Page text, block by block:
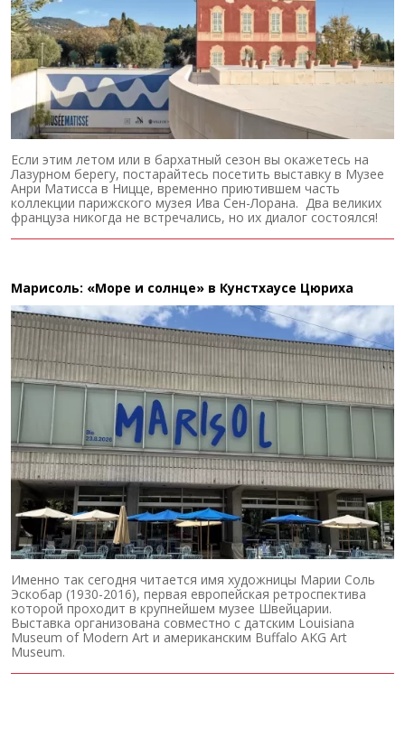
Если этим летом или в бархатный сезон вы окажетесь на
Лазурном берегу, постарайтесь посетить выставку в Музее
Анри Матисса в Ницце, временно приютившем часть
коллекции парижского музея Ива Сен-Лорана. Два великих
француза никогда не встречались, но их диалог состоялся!
Марисоль: «Море и солнце» в Кунстхаусе Цюриха
Именно так сегодня читается имя художницы Марии Соль
Эскобар (1930-2016), первая европейская ретроспектива
которой проходит в крупнейшем музее Швейцарии.
Выставка организована совместно с датским Louisiana
Museum of Modern Art и американским Buffalo AKG Art
Museum.